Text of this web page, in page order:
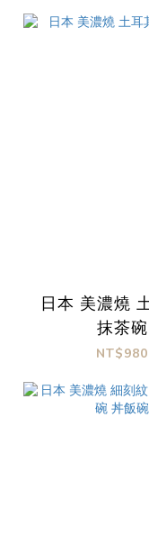
日本 美濃燒
抹茶碗
NT$980